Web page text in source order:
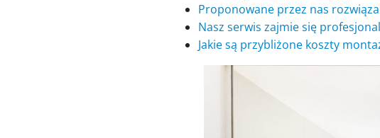
Proponowane przez nas
Nasz serwis zajmie się
Jakie są przybliżone koszty